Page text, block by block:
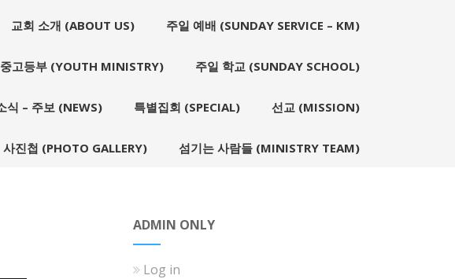
교회 소개 (ABOUT US) 주일 예배 (SUNDAY SERVICE – KM)
중고등부 (YOUTH MINISTRY) 주일 학교 (SUNDAY SCHOOL)
식 – 주보 (NEWS) 특별집회 (SPECIAL) 선교 (MISSION)
사진첩 (PHOTO GALLERY) 섬기는 사람들 (MINISTRY TEAM)
ADMIN ONLY
Log in